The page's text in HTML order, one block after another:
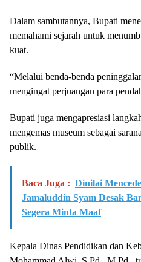
Dalam sambutannya, Bupati
memahami sejarah untuk
kuat.
“Melalui benda-benda
mengingat perjuangan para
Bupati juga mengapresiasi
mengemas museum sebagai
publik.
Baca Juga : Dinilai
Jamaluddin Syam Desak
Segera Minta Maaf
Kepala Dinas Pendidikan dan